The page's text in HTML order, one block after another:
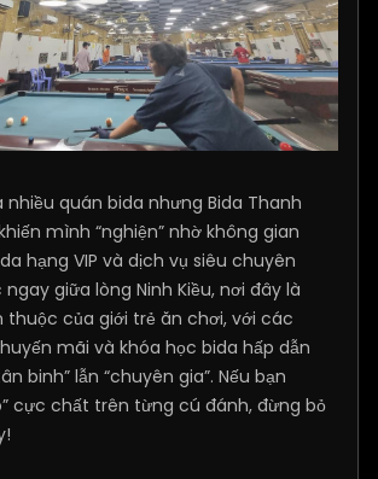
nhiều quán bida nhưng Bida Thanh
mình “nghiện” nhờ không gian
hạng VIP và dịch vụ siêu chuyên
ngay giữa lòng Ninh Kiều, nơi đây là
thuộc của giới trẻ ăn chơi, với các
mãi và khóa học bida hấp dẫn
binh” lẫn “chuyên gia”. Nếu bạn
cực chất trên từng cú đánh, đừng bỏ